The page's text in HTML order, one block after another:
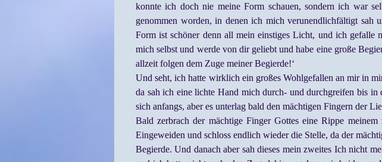
konnte ich doch nie meine Form schauen, sondern ich war
genommen worden, in denen ich mich verunendlichfältigt sah
Form ist schöner denn all mein einstiges Licht, und ich gefalle
mich selbst und werde von dir geliebt und habe eine große
allzeit folgen dem Zuge meiner Begierde!‘
Und seht, ich hatte wirklich ein großes Wohlgefallen an mir in
da sah ich eine lichte Hand mich durch- und durchgreifen bis
sich anfangs, aber es unterlag bald den mächtigen Fingern der
Bald zerbrach der mächtige Finger Gottes eine Rippe
Eingeweiden und schloss endlich wieder die Stelle, da der
Begierde. Und danach aber sah dieses mein zweites Ich nicht